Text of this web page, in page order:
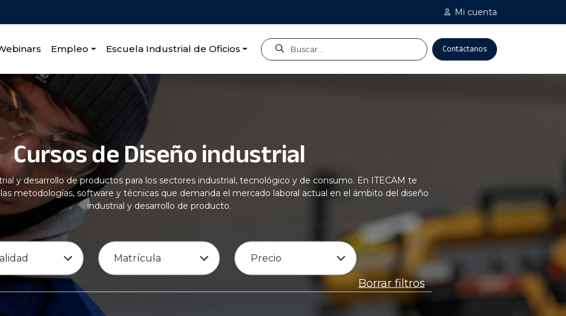
Mi cuenta
Empleo Escuela Industrial de Oficios Contáctanos
industrial
Cursos de Diseño industrial
y desarrollo de productos para los sectores industrial, tecnológico y de consumo. En ITECAM te
metodologías, software y técnicas que demanda el mercado laboral actual en el ámbito del diseño
industrial y desarrollo de producto.
Matrícula Precio
Borrar filtros